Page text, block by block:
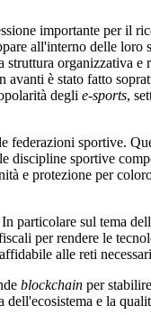
importante per il
all'interno delle loro
organizzativa e
avanti è stato fatto
degli e-sports,
sportive.
discipline sportive
e protezione per
sul tema
per rendere le
alle reti
blockchain per stabilire
e la